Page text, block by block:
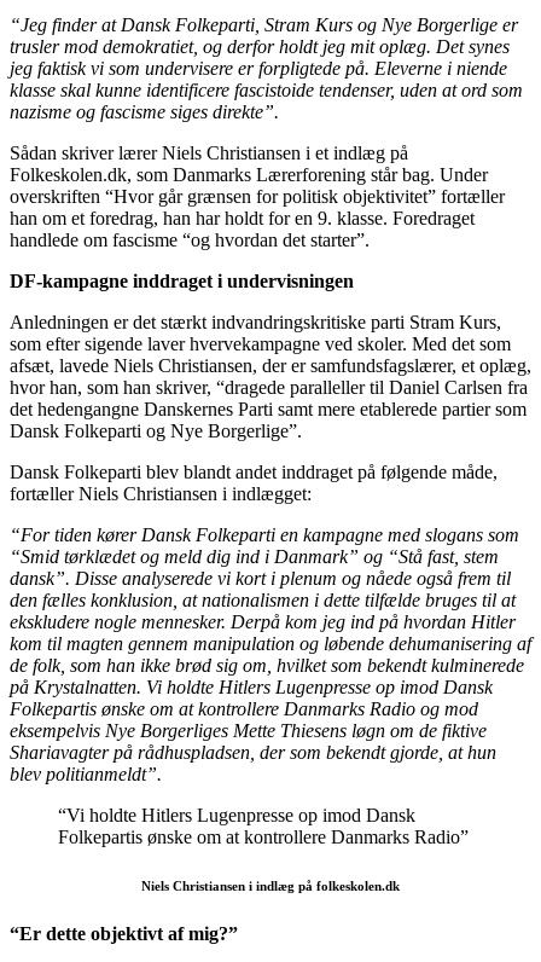
“Jeg finder at Dansk Folkeparti, Stram Kurs og Nye Borgerlige er
trusler mod demokratiet, og derfor holdt jeg mit oplæg. Det synes
jeg faktisk vi som undervisere er forpligtede på. Eleverne i niende
klasse skal kunne identificere fascistoide tendenser, uden at ord som
nazisme og fascisme siges direkte”.
Sådan skriver lærer Niels Christiansen i et indlæg på
Folkeskolen.dk, som Danmarks Lærerforening står bag. Under
overskriften “Hvor går grænsen for politisk objektivitet” fortæller
han om et foredrag, han har holdt for en 9. klasse. Foredraget
handlede om fascisme “og hvordan det starter”.
DF-kampagne inddraget i undervisningen
Anledningen er det stærkt indvandringskritiske parti Stram Kurs,
som efter sigende laver hvervekampagne ved skoler. Med det som
afsæt, lavede Niels Christiansen, der er samfundsfagslærer, et oplæg,
hvor han, som han skriver, “dragede paralleller til Daniel Carlsen fra
det hedengangne Danskernes Parti samt mere etablerede partier som
Dansk Folkeparti og Nye Borgerlige”.
Dansk Folkeparti blev blandt andet inddraget på følgende måde,
fortæller Niels Christiansen i indlægget:
“For tiden kører Dansk Folkeparti en kampagne med slogans som
“Smid tørklædet og meld dig ind i Danmark” og “Stå fast, stem
dansk”. Disse analyserede vi kort i plenum og nåede også frem til
den fælles konklusion, at nationalismen i dette tilfælde bruges til at
ekskludere nogle mennesker. Derpå kom jeg ind på hvordan Hitler
kom til magten gennem manipulation og løbende dehumanisering af
de folk, som han ikke brød sig om, hvilket som bekendt kulminerede
på Krystalnatten. Vi holdte Hitlers Lugenpresse op imod Dansk
Folkepartis ønske om at kontrollere Danmarks Radio og mod
eksempelvis Nye Borgerliges Mette Thiesens løgn om de fiktive
Shariavagter på rådhuspladsen, der som bekendt gjorde, at hun
blev politianmeldt”.
“Vi holdte Hitlers Lugenpresse op imod Dansk
Folkepartis ønske om at kontrollere Danmarks Radio”
Niels Christiansen i indlæg på folkeskolen.dk
“Er dette objektivt af mig?”